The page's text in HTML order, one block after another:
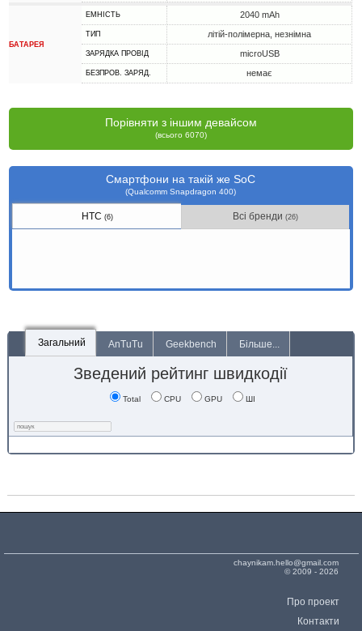
БАТАРЕЯ
ЕМНІСТЬ 2040 mAh
ТИП літій-полімерна, незнімна
ЗАРЯДКА ПРОВІД microUSB
БЕЗПРОВ. ЗАРЯД. немає
Порівняти з іншим девайсом
(всього 6070)
Смартфони на такій же SoC
(Qualcomm Snapdragon 400)
HTC (6) Всі бренди(26)
Загальний AnTuTu Geekbench Більше...
Зведений рейтинг швидкодії
Total CPU GPU ШІ
chaynikam.hello@gmail.com
© 2009 - 2026
Про проект
Контакти